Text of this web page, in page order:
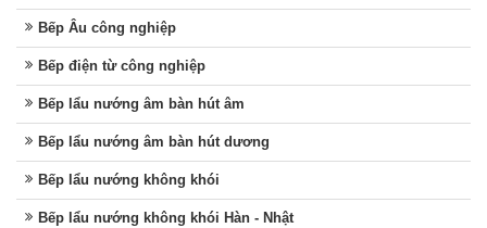
Bếp Âu công nghiệp
Bếp điện từ công nghiệp
Bếp lẩu nướng âm bàn hút âm
Bếp lẩu nướng âm bàn hút dương
Bếp lẩu nướng không khói
Bếp lẩu nướng không khói Hàn - Nhật